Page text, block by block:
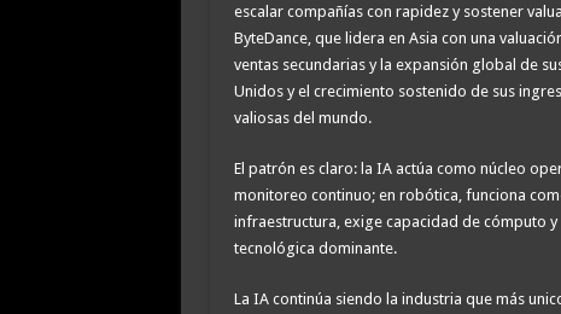
escalar compañías con rapidez y sostener
ByteDance, que lidera en Asia con una
ventas secundarias y la expansión global de
Unidos y el crecimiento sostenido de sus
valiosas del mundo.
El patrón es claro: la IA actúa como núcleo
monitoreo continuo; en robótica, funciona
infraestructura, exige capacidad de cómputo y
tecnológica dominante.
La IA continúa siendo la industria que más